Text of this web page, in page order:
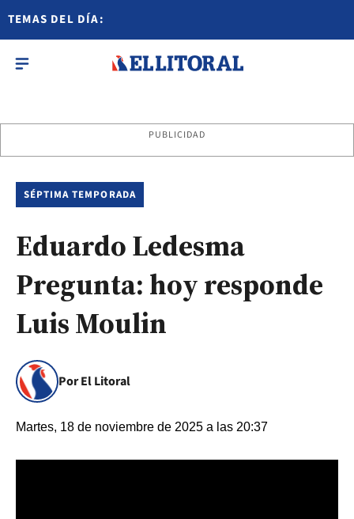
TEMAS DEL DÍA:
PUBLICIDAD
SÉPTIMA TEMPORADA
Eduardo Ledesma
Pregunta: hoy responde
Luis Moulin
Por El Litoral
Martes, 18 de noviembre de 2025 a las 20:37